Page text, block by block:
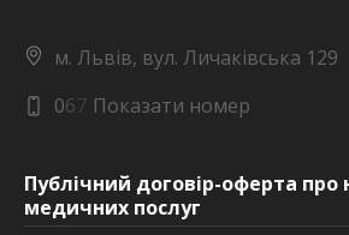
м. Львів, вул. Личаківська 129
067 Показати номер
Публічний договір-оферта про
медичних послуг